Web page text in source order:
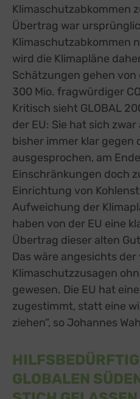
Klimaschutzabkommen
Übertrag war
Klimaschutzabkommen
wird die Klimapläne
Schätzungen gehen von
300 Mio. fragwürdiger
Kritisch sieht GLOBAL
der EU: Sie hat sich
bisher immer klar gegen
ausgesprochen, am
Einschränkungen doch
Einrichtung von
Aufweichung der
haben von der EU eine
Übertrag dieser alten
Das wäre angesichts
Klimaschutzzusagen
gewesen. Die EU hat
zugestimmt, statt eine
ziehen“, so Johannes
GLOBALEN